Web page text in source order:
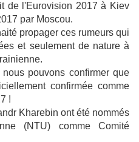
de l'Eurovision 2017 à Kiev
par Moscou.
propager ces rumeurs qui
et seulement de nature à
pouvons confirmer que
confirmée comme
!
Kharebin ont été nommés
(NTU) comme Comité